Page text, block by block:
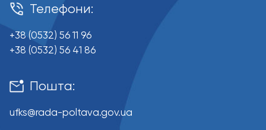
Телефони:
+38 (0532) 56 11 96
+38 (0532) 56 41 86
Пошта:
ufks@rada-poltava.gov.ua